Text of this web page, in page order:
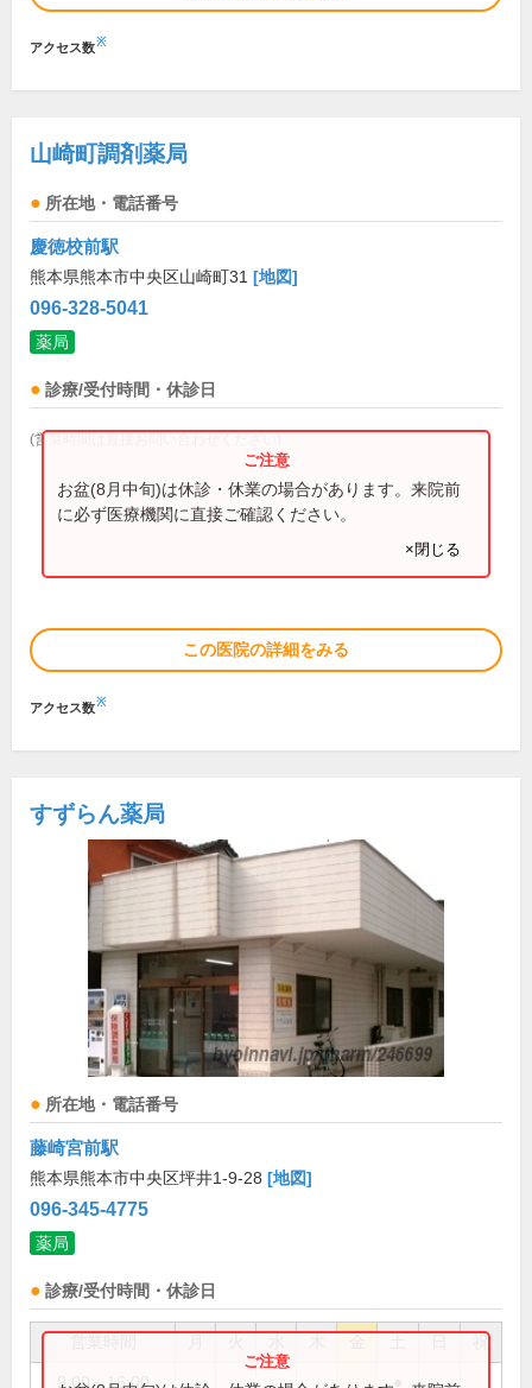
アクセス数※
山崎町調剤薬局
所在地・電話番号
慶徳校前駅
熊本県熊本市中央区山崎町31 [地図]
096-328-5041
薬局
診療/受付時間・休診日
(営業時間は直接お問い合わせください)
お盆(8月中旬)は休診・休業の場合があります。来院前
に必ず医療機関に直接ご確認ください。
×閉じる
この医院の詳細をみる
アクセス数※
すずらん薬局
所在地・電話番号
藤崎宮前駅
熊本県熊本市中央区坪井1-9-28 [地図]
096-345-4775
薬局
診療/受付時間・休診日
祝
9:00～16:00